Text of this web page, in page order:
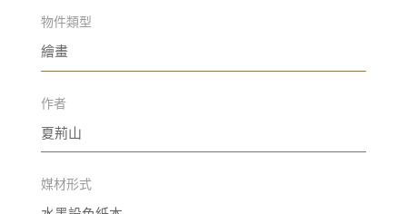
物件類型
繪畫
作者
夏荊山
媒材形式